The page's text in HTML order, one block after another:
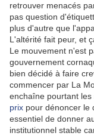
retrouver menacés
pas question
plus d'autre que
L'altérité fait peur, et
Le mouvement n'est
gouvernement
bien décidé à faire
commencer par La
enchaîne pourtant les
prix pour dénoncer le
essentiel de donner
institutionnel stable